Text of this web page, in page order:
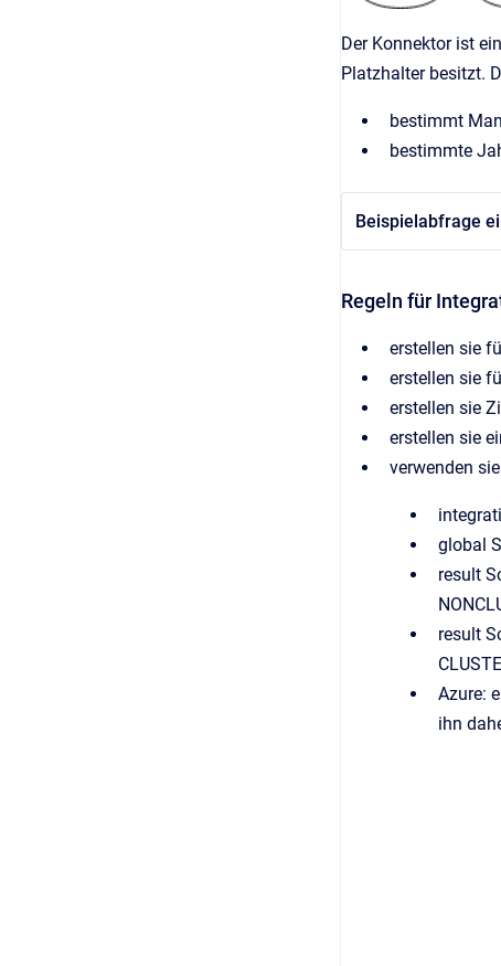
Der Konnektor ist
Platzhalter besitzt.
bestimmt
bestimmte
Beispielabfrage
Regeln für
erstellen sie
erstellen sie
erstellen sie
erstellen sie
verwenden
global
result
result
Azure:
ihn